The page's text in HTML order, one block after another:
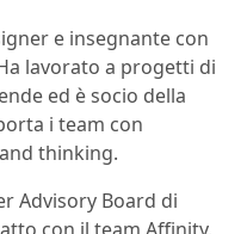
e insegnante con
lavorato a progetti di
ed è socio della
i team con
thinking.
Advisory Board di